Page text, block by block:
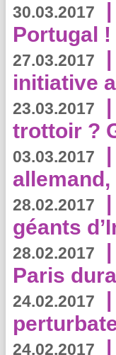
30.03.2017 |
Portugal !
27.03.2017 |
initiative
23.03.2017 |
trottoir ?
03.03.2017 |
28.02.2017 |
géants
28.02.2017 |
Paris
24.02.2017 |
24.02.2017 |